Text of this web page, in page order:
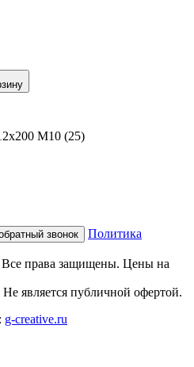
звонок
Политика
права защищены. Цены на
является публичной офертой.
g-creative.ru